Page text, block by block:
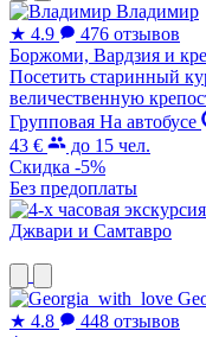
Владимир
★ 4.9
476 отзывов
Боржоми, Вардзия и
Посетить старинный
величественную
Групповая На автобусе
43 €
до 15 чел.
Скидка -5%
Без предоплаты
★ 4.8
448 отзывов